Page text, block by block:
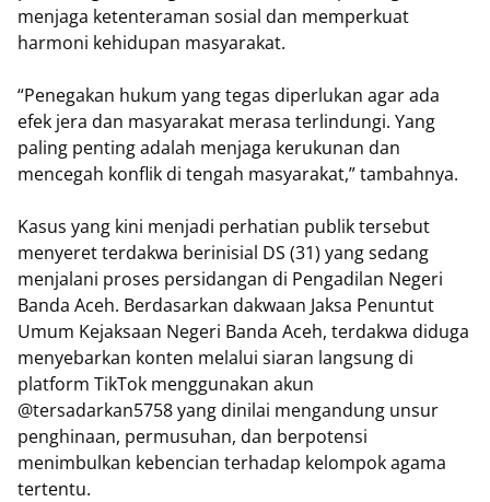
menjaga ketenteraman sosial dan memperkuat
harmoni kehidupan masyarakat.
“Penegakan hukum yang tegas diperlukan agar ada
efek jera dan masyarakat merasa terlindungi. Yang
paling penting adalah menjaga kerukunan dan
mencegah konflik di tengah masyarakat,” tambahnya.
Kasus yang kini menjadi perhatian publik tersebut
menyeret terdakwa berinisial DS (31) yang sedang
menjalani proses persidangan di Pengadilan Negeri
Banda Aceh. Berdasarkan dakwaan Jaksa Penuntut
Umum Kejaksaan Negeri Banda Aceh, terdakwa diduga
menyebarkan konten melalui siaran langsung di
platform TikTok menggunakan akun
@tersadarkan5758 yang dinilai mengandung unsur
penghinaan, permusuhan, dan berpotensi
menimbulkan kebencian terhadap kelompok agama
tertentu.